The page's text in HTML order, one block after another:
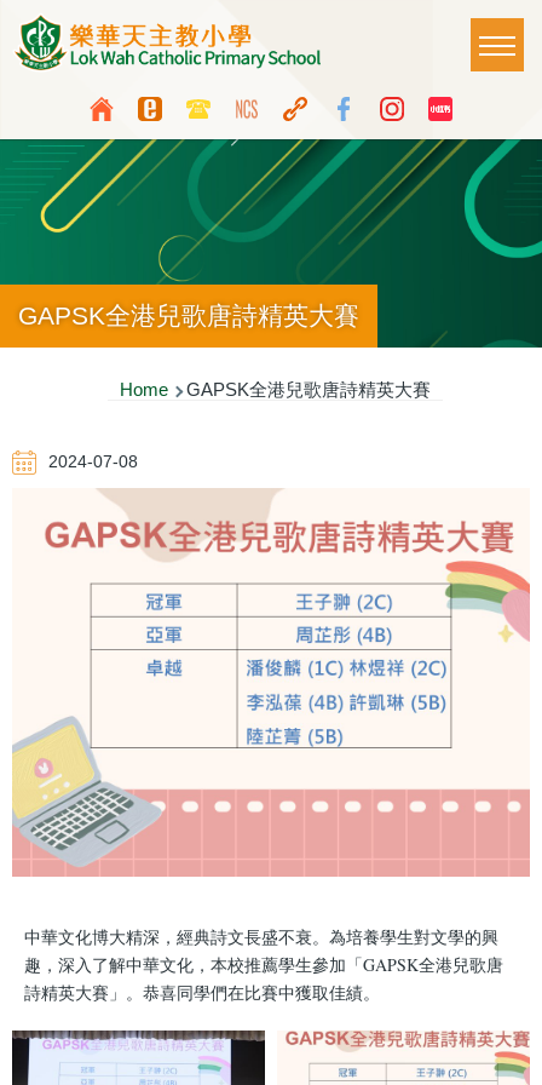
Skip to main content
Top
Media
Icon
Button
Language
switcher
Main
GAPSK全港兒歌唐詩精英大賽
Breadcrumb
Home GAPSK全港兒歌唐詩精英大賽
2024-07-08
中華文化博大精深，經典詩文長盛不衰。為培養學生對文學的興
趣，深入了解中華文化，本校推薦學生參加「GAPSK全港兒歌唐
詩精英大賽」。恭喜同學們在比賽中獲取佳績。